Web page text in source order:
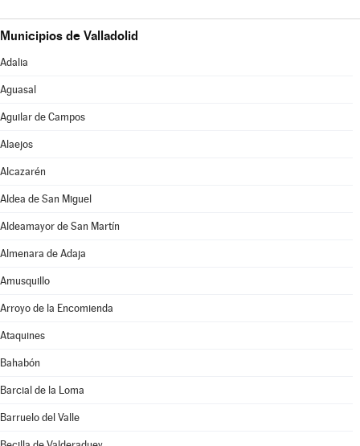
Municipios de Valladolid
Adalia
Aguasal
Aguilar de Campos
Alaejos
Alcazarén
Aldea de San Miguel
Aldeamayor de San Martín
Almenara de Adaja
Amusquillo
Arroyo de la Encomienda
Ataquines
Bahabón
Barcial de la Loma
Barruelo del Valle